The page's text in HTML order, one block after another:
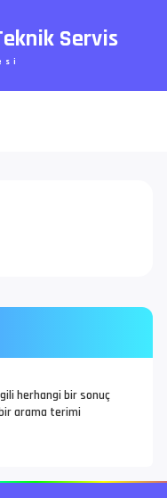
Servis
herhangi bir sonuç
arama terimi